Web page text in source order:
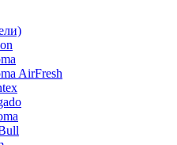
AirFresh